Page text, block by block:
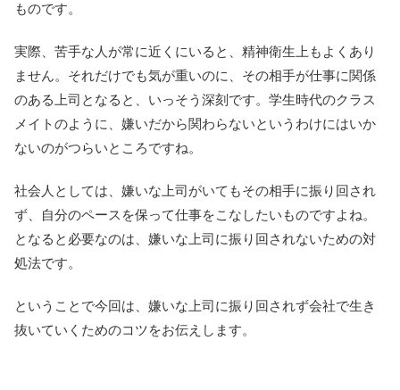
ものです。
実際、苦手な人が常に近くにいると、精神衛生上もよくあり
ません。それだけでも気が重いのに、その相手が仕事に関係
のある上司となると、いっそう深刻です。学生時代のクラス
メイトのように、嫌いだから関わらないというわけにはいか
ないのがつらいところですね。
社会人としては、嫌いな上司がいてもその相手に振り回され
ず、自分のペースを保って仕事をこなしたいものですよね。
となると必要なのは、嫌いな上司に振り回されないための対
処法です。
ということで今回は、嫌いな上司に振り回されず会社で生き
抜いていくためのコツをお伝えします。